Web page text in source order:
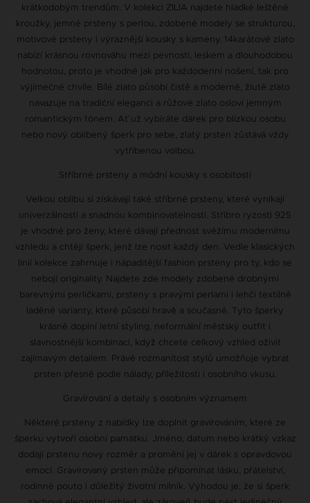
krátkodobým trendům. V kolekci ZILIA najdete hladké leštěné
kroužky, jemné prsteny s perlou, zdobené modely se strukturou,
motivové prsteny i výraznější kousky s kameny. 14karátové zlato
nabízí krásnou rovnováhu mezi pevností, leskem a dlouhodobou
hodnotou, proto je vhodné jak pro každodenní nošení, tak pro
výjimečné chvíle. Bílé zlato působí čistě a moderně, žluté zlato
navazuje na tradiční eleganci a růžové zlato osloví jemným
romantickým tónem. Ať už vybíráte dárek pro blízkou osobu
nebo nový oblíbený šperk pro sebe, zlatý prsten zůstává vždy
vytříbenou volbou.
Stříbrné prsteny a módní kousky s osobitostí
Velkou oblibu si získávají také stříbrné prsteny, které vynikají
univerzálností a snadnou kombinovatelností. Stříbro ryzosti 925
je vhodné pro ženy, které dávají přednost svěžímu modernímu
vzhledu a chtějí šperk, jenž lze nosit každý den. Vedle klasických
linií kolekce zahrnuje i nápaditější fashion prsteny pro ty, kdo se
nebojí originality. Najdete zde modely zdobené drobnými
barevnými perličkami, prsteny s pravými perlami i lehčí textilně
laděné varianty, které působí hravě a současně. Tyto šperky
krásně doplní letní styling, neformální městský outfit i
slavnostnější kombinaci, když chcete celkový vzhled oživit
zajímavým detailem. Právě rozmanitost stylů umožňuje vybrat
prsten přesně podle nálady, příležitosti i osobního vkusu.
Gravírování a detaily s osobním významem
Některé prsteny z nabídky lze doplnit gravírováním, které ze
šperku vytvoří osobní památku. Jméno, datum nebo krátký vzkaz
dodají prstenu nový rozměr a promění jej v dárek s opravdovou
emocí. Gravírovaný prsten může připomínat lásku, přátelství,
rodinné pouto i důležitý životní milník. Výhodou je, že si šperk